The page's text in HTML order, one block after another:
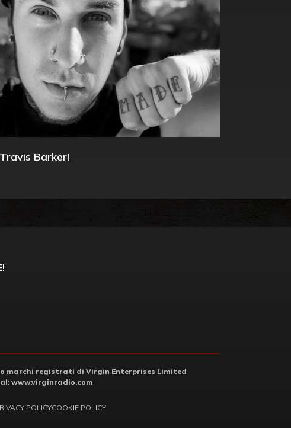
Barker!
marchi registrati di Virgin Enterprises Limited
www.virginradio.com
POLICYCOOKIE POLICY